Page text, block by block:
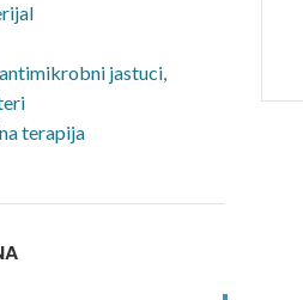
jastuci,
terapija